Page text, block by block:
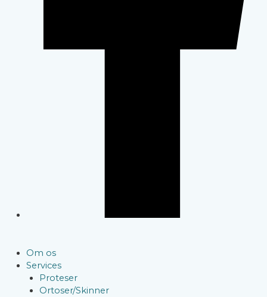
Om os
Services
Proteser
Ortoser/Skinner